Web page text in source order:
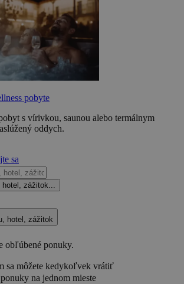
pobyte
s vírivkou, saunou alebo termálnym
oddych.
sa
hotel, zážitok...
hotel, zážitok
obľúbené ponuky.
sa môžete kedykoľvek vrátiť
na jednom mieste